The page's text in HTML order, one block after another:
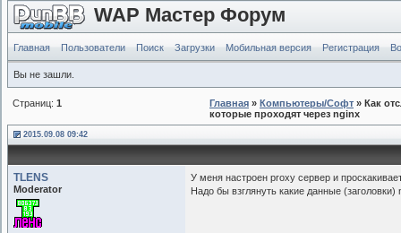
WAP Мастер Форум
Главная Пользователи Поиск Загрузки Мобильная версия Регистрация
Вы не зашли.
Страниц: 1 Главная » Компьютеры/Софт » Как
которые проходят через nginx
2015.09.08 09:42
TLENS
Moderator
У меня настроен proxy сервер и
Надо бы взглянуть какие данные